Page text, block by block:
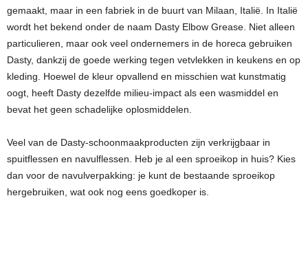
gemaakt, maar in een fabriek in de buurt van Milaan, Italië. In Italië
wordt het bekend onder de naam Dasty Elbow Grease. Niet alleen
particulieren, maar ook veel ondernemers in de horeca gebruiken
Dasty, dankzij de goede werking tegen vetvlekken in keukens en op
kleding. Hoewel de kleur opvallend en misschien wat kunstmatig
oogt, heeft Dasty dezelfde milieu-impact als een wasmiddel en
bevat het geen schadelijke oplosmiddelen.
Veel van de Dasty-schoonmaakproducten zijn verkrijgbaar in
spuitflessen en navulflessen. Heb je al een sproeikop in huis? Kies
dan voor de navulverpakking: je kunt de bestaande sproeikop
hergebruiken, wat ook nog eens goedkoper is.